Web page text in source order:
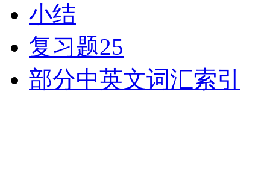
小结
复习题25
部分中英文词汇索引